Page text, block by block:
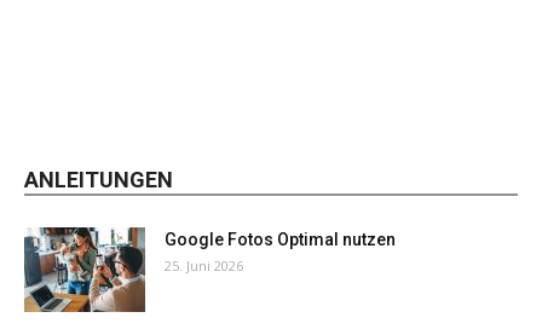
ANLEITUNGEN
Google Fotos Optimal nutzen
25. Juni 2026